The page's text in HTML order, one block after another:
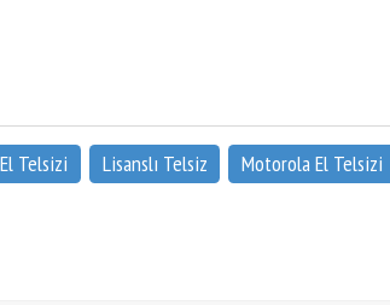
El Telsizi Lisanslı Telsiz Motorola El Telsizi